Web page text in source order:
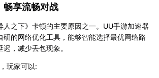
畅享流畅对战
人之下》卡顿的主要原因之一。UU手游加速器
研的网络优化工具，能够智能选择最优网络路
，减少丢包现象。
玩家可以: